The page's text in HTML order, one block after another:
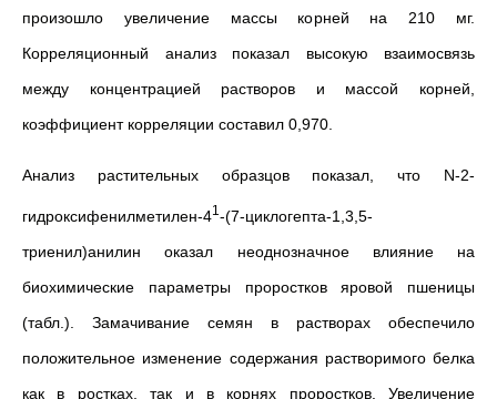
произошло увеличение массы корней на 210 мг.
Корреляционный анализ показал высокую взаимосвязь
между концентрацией растворов и массой корней,
коэффициент корреляции составил 0,970.
Анализ растительных образцов показал, что N-2-
гидроксифенилметилен-41 -(7-циклогепта-1,3,5-
триенил)анилин оказал неоднозначное влияние на
биохимические параметры проростков яровой пшеницы
(табл.). Замачивание семян в растворах обеспечило
положительное изменение содержания растворимого белка
как в ростках, так и в корнях проростков. Увеличение